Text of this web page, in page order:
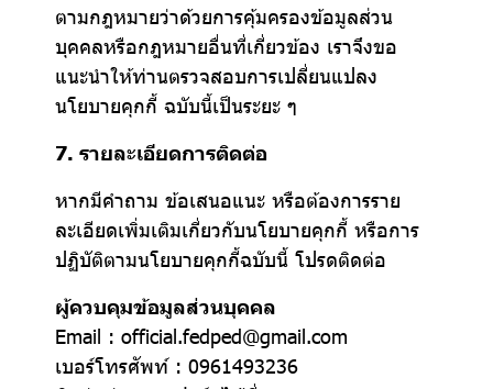
ตามกฎหมายว่าด้วยการคุ้มครองข้อมูลส่วน
บุคคลหรือกฎหมายอื่นที่เกี่ยวข้อง เราจึงขอ
แนะนำให้ท่านตรวจสอบการเปลี่ยนแปลง
นโยบายคุกกี้ ฉบับนี้เป็นระยะ ๆ
7. รายละเอียดการติดต่อ
หากมีคำถาม ข้อเสนอแนะ หรือต้องการราย
ละเอียดเพิ่มเติมเกี่ยวกับนโยบายคุกกี้ หรือการ
ปฏิบัติตามนโยบายคุกกี้ฉบับนี้ โปรดติดต่อ
ผู้ควบคุมข้อมูลส่วนบุคคล
Email : official.fedped@gmail.com
เบอร์โทรศัพท์ : 0961493236